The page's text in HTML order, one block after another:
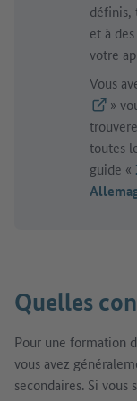
définis,
et à
votre
Vous
(Lien
»
toutes
guide «
Quelles
Pour une formation
vous avez
secondaires. Si